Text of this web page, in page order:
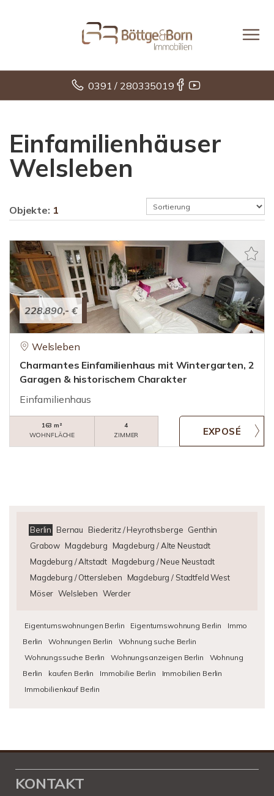
0391 / 280335019
Einfamilienhäuser
Welsleben
Objekte: 1
228.890,- €
Welsleben
Charmantes Einfamilienhaus mit Wintergarten, 2
Garagen & historischem Charakter
Einfamilienhaus
163 m²
WOHNFLÄCHE
4
ZIMMER
Berlin Bernau Biederitz / Heyrothsberge Genthin
Grabow Magdeburg Magdeburg / Alte Neustadt
Magdeburg / Altstadt Magdeburg / Neue Neustadt
Magdeburg / Ottersleben Magdeburg / Stadtfeld West
Möser Welsleben Werder
Eigentumswohnungen Berlin Eigentumswohnung Berlin
Immo
Berlin
Wohnungen Berlin
Wohnung suche Berlin
Wohnungssuche Berlin
Wohnungsanzeigen Berlin
Wohnung
Berlin
kaufen Berlin Immobilie Berlin
Immobilien Berlin
Immobilienkauf Berlin
KONTAKT